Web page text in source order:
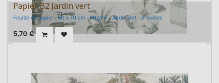
Papier B2 Jardin vert
Feuille de papier - 50 x 70 cm - 80g/m² - Jardin vert - 3 feuilles
5,70 €